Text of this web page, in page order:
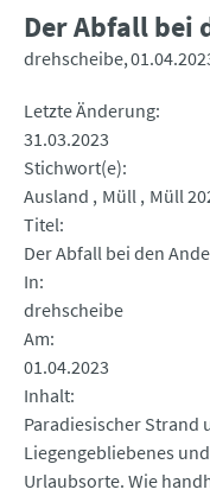
Der Abfall bei
drehscheibe
Letzte Änderung
31.03.2023
Stichwort(e)
Ausland
Müll Müll
Titel
Der Abfall bei den
In
drehscheibe
Am
01.04.2023
Inhalt
Paradiesischer
Liegengebliebenes
Urlaubsorte. Wie